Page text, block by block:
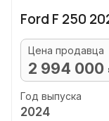
Ford F 250
Цена продавца
2 994 000
Год выпуска
2024